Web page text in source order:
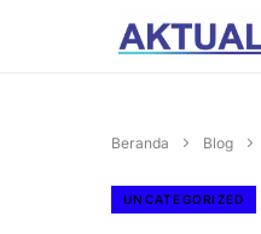
Beranda Blog
UNCATEGORIZED